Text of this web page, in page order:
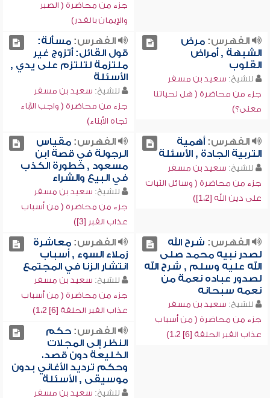
جزء من محاضرة ( الصبر
والإيمان بالقدر)
الفهرس:مرض
الشبهة , أمراض
القلوب
للشيخ: سعيد بن مسفر
جزء من محاضرة ( هل لحياتنا
معنى؟)
الفهرس:مسألة:
قول القائل: أتزوج غير
ملتزمة لتلتزم على يدي ,
الأسئلة
للشيخ: سعيد بن مسفر
جزء من محاضرة ( واجب الآباء
تجاه الأبناء)
الفهرس:أهمية
التربية الجادة , الأسئلة
للشيخ: سعيد بن مسفر
جزء من محاضرة ( وسائل الثبات
على دين الله [1،2])
الفهرس:مقياس
الرجولة في قصة ابن
مسعود , خطورة الكذب
في البيع والشراء
للشيخ: سعيد بن مسفر
جزء من محاضرة ( من أسباب
عذاب القبر [3])
الفهرس: شرح الله
لصدر نبيه محمد صلى
الله عليه وسلم , شرح الله
لصدور عباده نعمة من
نعمه سبحانه
للشيخ: سعيد بن مسفر
جزء من محاضرة ( من أسباب
عذاب القبر الحلقة [6] 1،2)
الفهرس:معاشرة
زملاء السوء , أسباب
انتشار الزنا في المجتمع
للشيخ: سعيد بن مسفر
جزء من محاضرة ( من أسباب
عذاب القبر الحلقة [6] 1،2)
الفهرس:حكم
النظر إلى المجلات
الخليعة دون قصد،
وحكم ترديد الأغاني بدون
موسيقى , الأسئلة
للشيخ: سعيد بن مسفر